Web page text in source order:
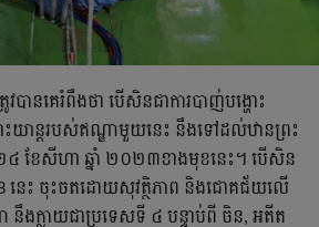
វបានគេរំពឹងថា បើសិនជាការបាញ់បង្ហោះ
ាន្តរបស់ឥណ្ឌាមួយនេះ នឹងទៅដល់ឋានព្រះ
២៤ ខែសីហា ឆ្នាំ ២០២៣ខាងមុខនេះ។ បើសិន
3 នេះ ចុះចតដោយសុវត្ថិភាព និងជោគជ័យលើ
ា នឹងក្លាយជាប្រទេសទី ៤ បន្ទាប់ពី ចិន, អតីត